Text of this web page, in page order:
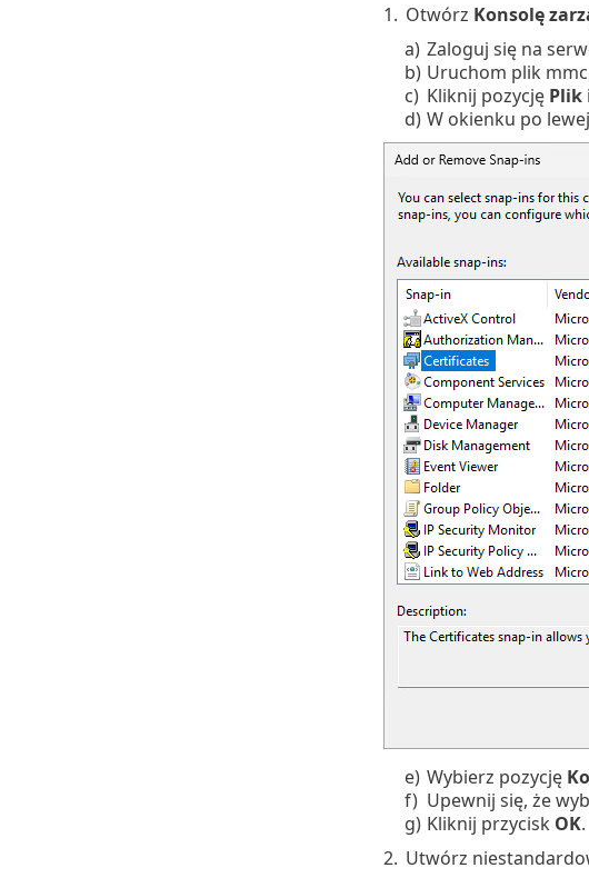
1. Otwórz Konsolę
a) Zaloguj się na
b) Uruchom plik
c) Kliknij pozycję Plik
d) W okienku po
e) Wybierz pozycję
f) Upewnij się, że
g) Kliknij przycisk OK.
2. Utwórz